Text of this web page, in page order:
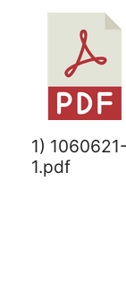
1) 1060621-
1.pdf